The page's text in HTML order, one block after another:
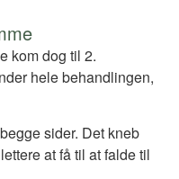
kom dog til 2.
hele behandlingen,
sider. Det kneb
at få til at falde til